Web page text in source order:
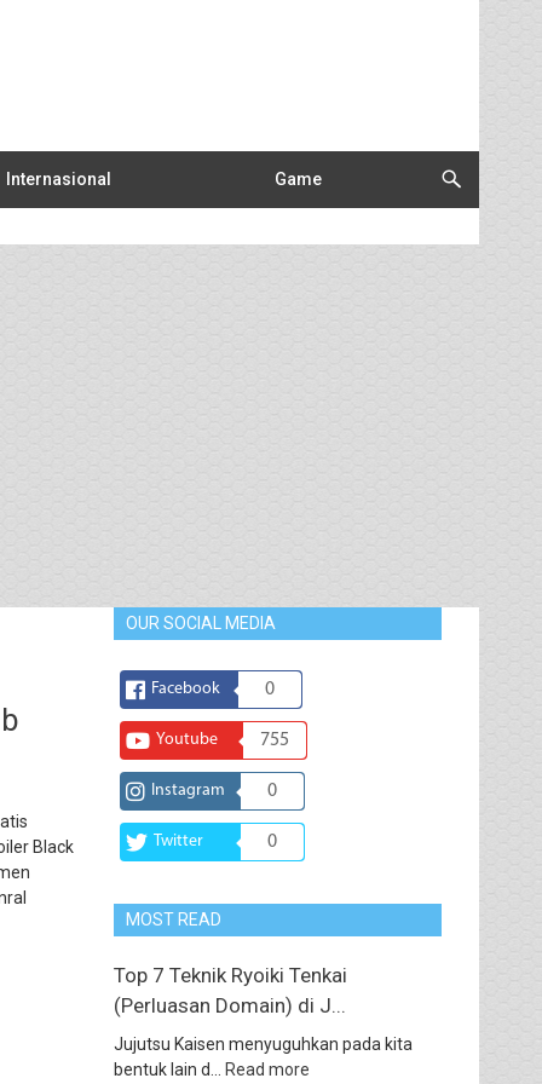
Internasional Game
Black
OUR SOCIAL MEDIA
Facebook 0
Youtube 755
Instagram 0
Twitter 0
MOST READ
Top 7 Teknik Ryoiki Tenkai
(Perluasan Domain) di J...
Jujutsu Kaisen menyuguhkan pada kita
bentuk lain d...
Read more